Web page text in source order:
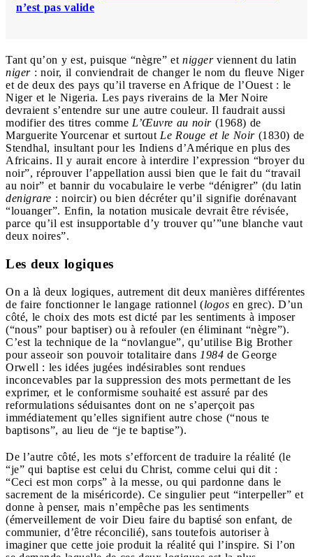
n’est pas valide
Tant qu’on y est, puisque “nègre” et niggerviennent du latin
niger: noir, il conviendrait de changer le nom du fleuve Niger
et de deux des pays qu’il traverse en Afrique de l’Ouest : le
Niger et le Nigeria. Les pays riverains de la Mer Noire
devraient s’entendre sur une autre couleur. Il faudrait aussi
modifier des titres comme L’Œuvre au noir(1968) de
Marguerite Yourcenar et surtout Le Rouge et le Noir(1830) de
Stendhal, insultant pour les Indiens d’Amérique en plus des
Africains. Il y aurait encore à interdire l’expression “broyer du
noir”, réprouver l’appellation aussi bien que le fait du “travail
au noir” et bannir du vocabulaire le verbe “dénigrer” (du latin
denigrare : noircir) ou bien décréter qu’il signifie dorénavant
“louanger”. Enfin, la notation musicale devrait être révisée,
parce qu’il est insupportable d’y trouver qu’”une blanche vaut
deux noires”.
Les deux logiques
On a là deux logiques, autrement dit deux manières différentes
de faire fonctionner le langage rationnel (logos en grec). D’un
côté, le choix des mots est dicté par les sentiments à imposer
(“nous” pour baptiser) ou à refouler (en éliminant “nègre”).
C’est la technique de la “novlangue”, qu’utilise Big Brother
pour asseoir son pouvoir totalitaire dans 1984 de George
Orwell : les idées jugées indésirables sont rendues
inconcevables par la suppression des mots permettant de les
exprimer, et le conformisme souhaité est assuré par des
reformulations séduisantes dont on ne s’aperçoit pas
immédiatement qu’elles signifient autre chose (“nous te
baptisons”, au lieu de “je te baptise”).
De l’autre côté, les mots s’efforcent de traduire la réalité (le
“je” qui baptise est celui du Christ, comme celui qui dit :
“Ceci est mon corps” à la messe, ou qui pardonne dans le
sacrement de la miséricorde). Ce singulier peut “interpeller” et
donne à penser, mais n’empêche pas les sentiments
(émerveillement de voir Dieu faire du baptisé son enfant, de
communier, d’être réconcilié), sans toutefois autoriser à
imaginer que cette joie produit la réalité qui l’inspire. Si l’on